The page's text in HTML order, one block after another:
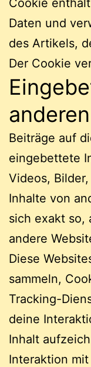
Daten und
des Artikels,
Der Cookie
Beiträge auf
eingebettete
Videos,
Inhalte von
sich exakt so,
andere
Diese
sammeln,
Tracking-
deine
Inhalt
Interaktion